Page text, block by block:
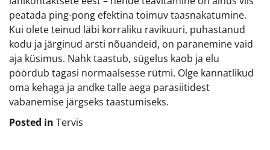
peatada ping-pong efektina toimuv taasnakatumine.
Kui olete teinud läbi korraliku ravikuuri, puhastanud
kodu ja järginud arsti nõuandeid, on paranemine vaid
aja küsimus. Nahk taastub, sügelus kaob ja elu
pöördub tagasi normaalsesse rütmi. Olge kannatlikud
oma kehaga ja andke talle aega parasiitidest
vabanemise järgseks taastumiseks.
Posted in Tervis